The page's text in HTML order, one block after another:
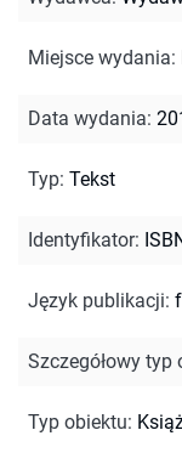
Miejsce wydania:
Data wydania:
Typ: Tekst
Identyfikator:
Język publikacji:
Szczegółowy typ
Typ obiektu: